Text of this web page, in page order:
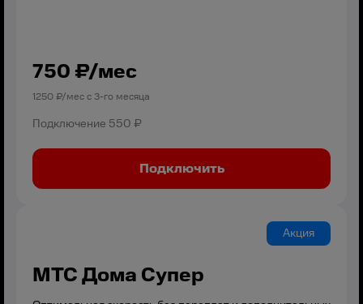
750 ₽/мес
1250₽/мес с 3-го месяца
Подключение 550 ₽
Подключить
Акция
МТС Дома Супер